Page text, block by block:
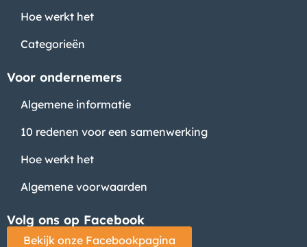
Hoe werkt het
Categorieën
Voor ondernemers
Algemene informatie
10 redenen voor een samenwerking
Hoe werkt het
Algemene voorwaarden
Volg ons op Facebook
Bekijk onze Facebookpagina